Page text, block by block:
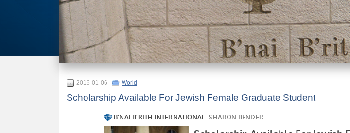
2016-01-06 World
Scholarship Available For Jewish Female Graduate Student